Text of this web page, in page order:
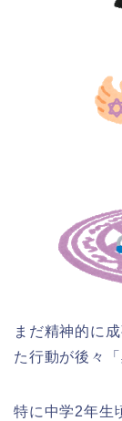
まだ精神的に
た行動が後々
特に中学2年生